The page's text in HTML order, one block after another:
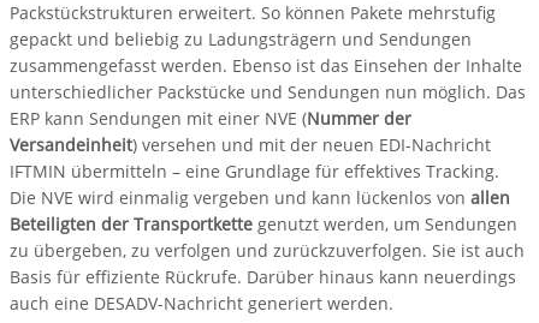
Packstückstrukturen erweitert. So können Pakete mehrstufig
gepackt und beliebig zu Ladungsträgern und Sendungen
zusammengefasst werden. Ebenso ist das Einsehen der Inhalte
unterschiedlicher Packstücke und Sendungen nun möglich. Das
ERP kann Sendungen mit einer NVE (Nummer der
Versandeinheit) versehen und mit der neuen EDI-Nachricht
IFTMIN übermitteln – eine Grundlage für effektives Tracking.
Die NVE wird einmalig vergeben und kann lückenlos von allen
Beteiligten der Transportkette genutzt werden, um Sendungen
zu übergeben, zu verfolgen und zurückzuverfolgen. Sie ist auch
Basis für effiziente Rückrufe. Darüber hinaus kann neuerdings
auch eine DESADV-Nachricht generiert werden.